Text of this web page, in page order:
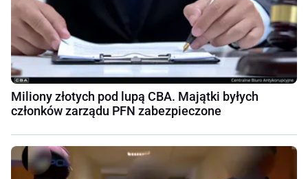
Miliony złotych pod lupą CBA. Majątki byłych
członków zarządu PFN zabezpieczone